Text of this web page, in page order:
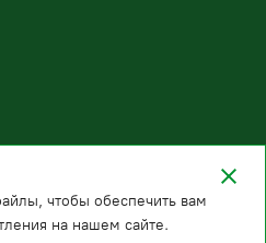
чтобы обеспечить вам
на нашем сайте.